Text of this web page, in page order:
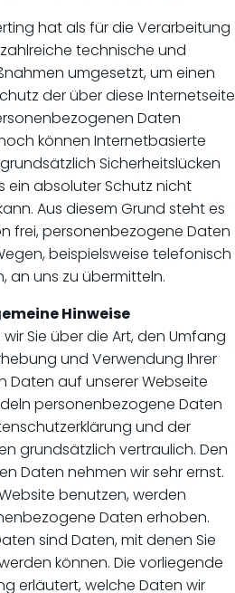
hat als für die Verarbeitung
technische und
umgesetzt, um einen
der über diese Internetseite
Daten
können Internetbasierte
Sicherheitslücken
ein absoluter Schutz nicht
Aus diesem Grund steht es
frei, personenbezogene Daten
beispielsweise telefonisch
an uns zu übermitteln.
Hinweise
Sie über die Art, den Umfang
und Verwendung Ihrer
Daten auf unserer Webseite
personenbezogene Daten
und der
grundsätzlich vertraulich. Den
Daten nehmen wir sehr ernst.
benutzen, werden
Daten erhoben.
sind Daten, mit denen Sie
können. Die vorliegende
erläutert, welche Daten wir